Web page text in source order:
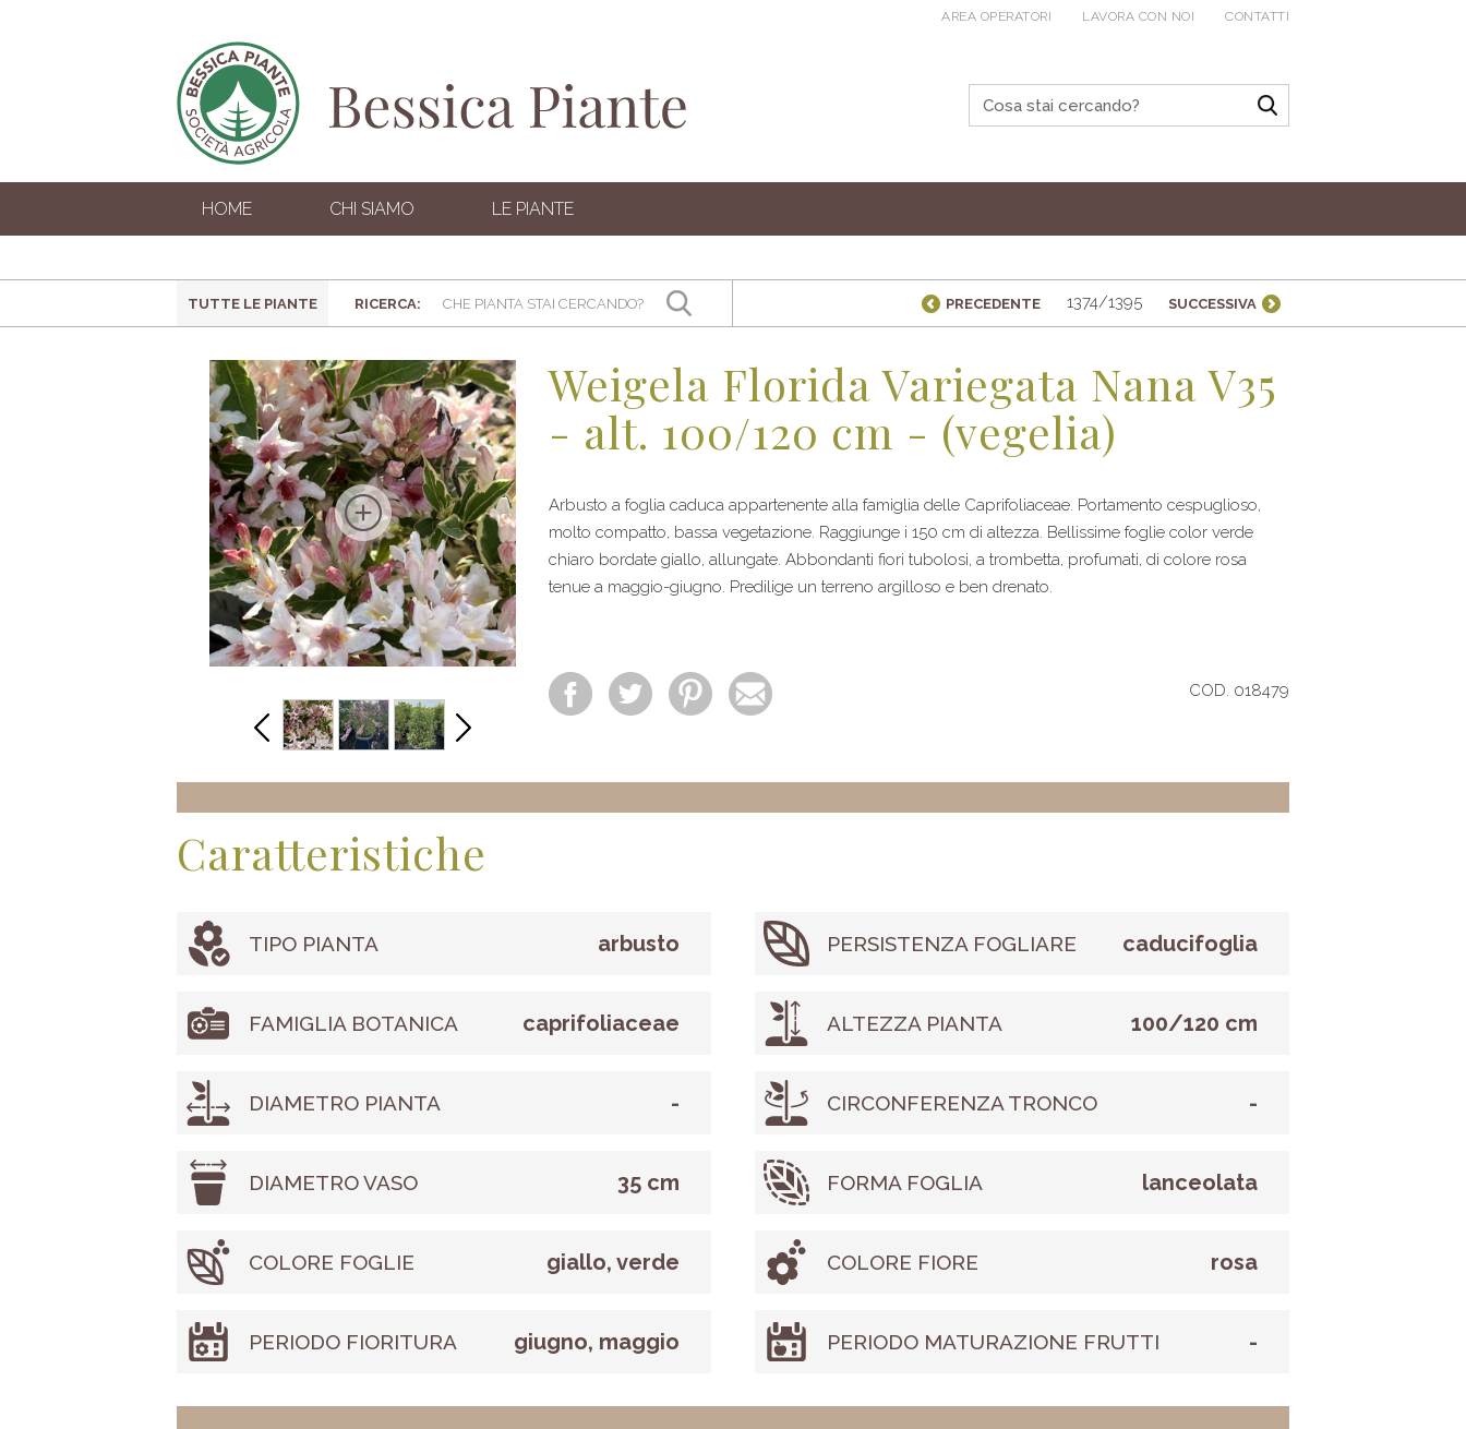
AREA OPERATORI LAVORA CON NOI CONTATTI
HOME CHI SIAMO LE PIANTE
TUTTE LE PIANTE RICERCA: PRECEDENTE 1374/1395 SUCCESSIVA
Weigela Florida Variegata Nana V35
- alt. 100/120 cm - (vegelia)
Arbusto a foglia caduca appartenente alla famiglia delle Caprifoliaceae. Portamento cespuglioso,
molto compatto, bassa vegetazione. Raggiunge i 150 cm di altezza. Bellissime foglie color verde
chiaro bordate giallo, allungate. Abbondanti fiori tubolosi, a trombetta, profumati, di colore rosa
tenue a maggio-giugno. Predilige un terreno argilloso e ben drenato.
COD. 018479
Caratteristiche
TIPO PIANTA arbusto PERSISTENZA FOGLIARE caducifoglia
FAMIGLIA BOTANICA caprifoliaceae ALTEZZA PIANTA 100/120 cm
DIAMETRO PIANTA - CIRCONFERENZA TRONCO -
DIAMETRO VASO 35 cm FORMA FOGLIA lanceolata
COLORE FOGLIE giallo, verde COLORE FIORE rosa
PERIODO FIORITURA giugno, maggio PERIODO MATURAZIONE FRUTTI -